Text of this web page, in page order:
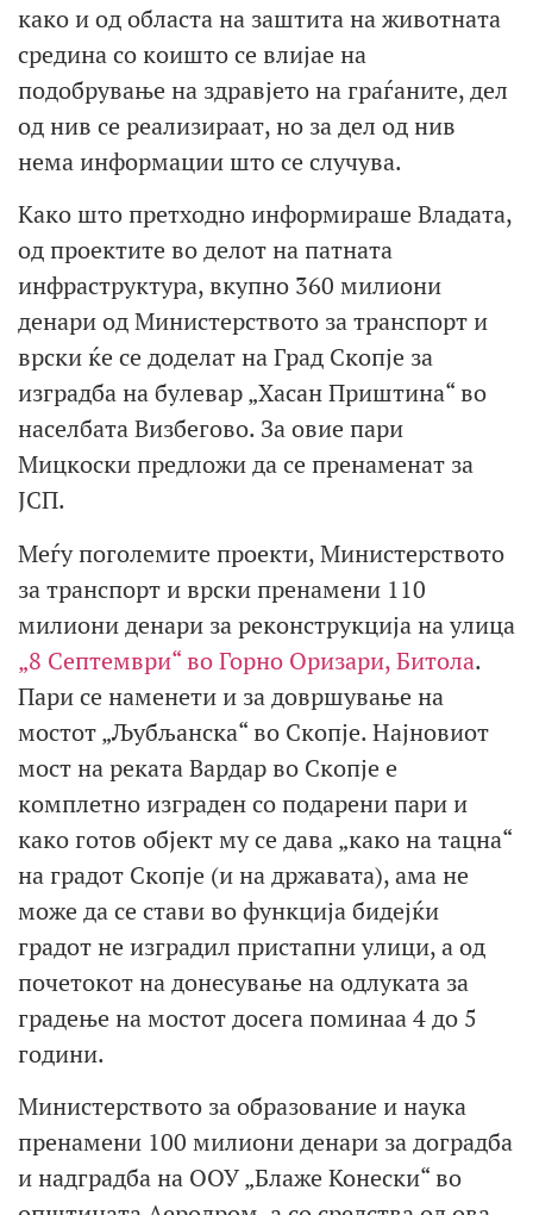
како и од областа на заштита на животната
средина со коишто се влијае на
подобрување на здравјето на граѓаните, дел
од нив се реализираат, но за дел од нив
нема информации што се случува.
Како што претходно информираше Владата,
од проектите во делот на патната
инфраструктура, вкупно 360 милиони
денари од Министерството за транспорт и
врски ќе се доделат на Град Скопје за
изградба на булевар „Хасан Приштина“ во
населбата Визбегово. За овие пари
Мицкоски предложи да се пренаменат за
ЈСП.
Меѓу поголемите проекти, Министерството
за транспорт и врски пренамени 110
милиони денари за реконструкција на улица
„8 Септември“ во Горно Оризари, Битола.
Пари се наменети и за довршување на
мостот „Љубљанска“ во Скопје. Најновиот
мост на реката Вардар во Скопје е
комплетно изграден со подарени пари и
како готов објект му се дава „како на тацна“
на градот Скопје (и на државата), ама не
може да се стави во функција бидејќи
градот не изградил пристапни улици, а од
почетокот на донесување на одлуката за
градење на мостот досега поминаа 4 до 5
години.
Министерството за образование и наука
пренамени 100 милиони денари за доградба
и надградба на ООУ „Блаже Конески“ во